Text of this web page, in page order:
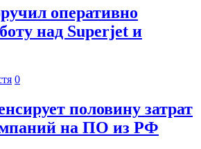
оперативно
над Superjet и
0
половину затрат
на ПО из РФ